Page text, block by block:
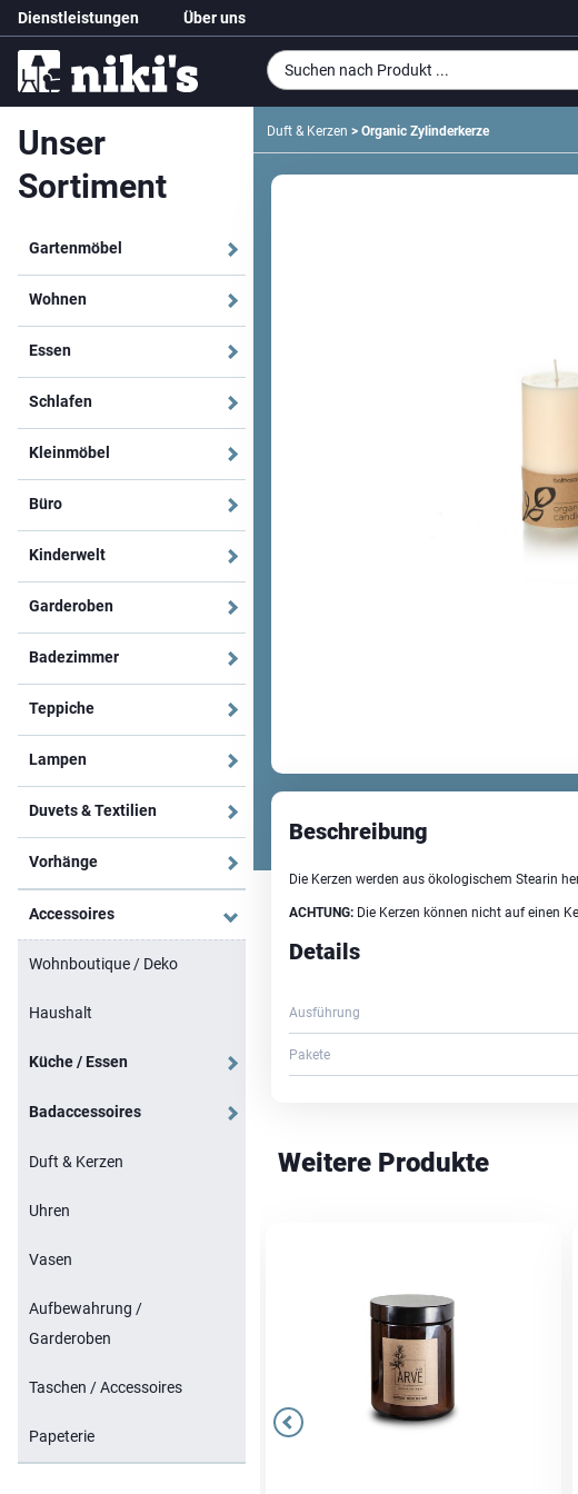
Dienstleistungen Über uns
Unser
Sortiment
Gartenmöbel
Wohnen
Essen
Schlafen
Kleinmöbel
Büro
Kinderwelt
Garderoben
Badezimmer
Teppiche
Lampen
Duvets & Textilien
Vorhänge
Accessoires
Wohnboutique / Deko
Haushalt
Küche / Essen
Badaccessoires
Duft & Kerzen
Uhren
Vasen
Aufbewahrung /
Garderoben
Taschen / Accessoires
Papeterie
Duft & Kerzen > Organic Zylinderkerze
Beschreibung
Die Kerzen werden aus ökologischem Stearin
ACHTUNG: Die Kerzen können nicht auf einen
Details
Ausführung
Pakete
Weitere Produkte